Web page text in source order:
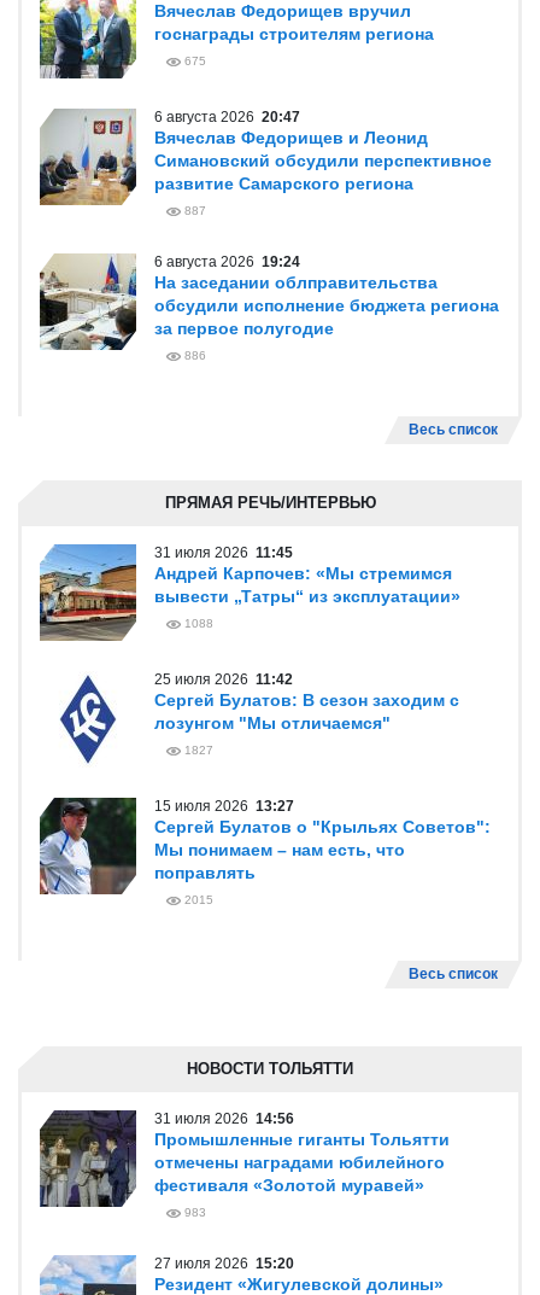
Вячеслав Федорищев вручил
госнаграды строителям региона
675
6 августа 2026 20:47
Вячеслав Федорищев и Леонид
Симановский обсудили перспективное
развитие Самарского региона
887
6 августа 2026 19:24
На заседании облправительства
обсудили исполнение бюджета региона
за первое полугодие
886
Весь список
ПРЯМАЯ РЕЧЬ/ИНТЕРВЬЮ
31 июля 2026 11:45
Андрей Карпочев: «Мы стремимся
вывести „Татры“ из эксплуатации»
1088
25 июля 2026 11:42
Сергей Булатов: В сезон заходим с
лозунгом "Мы отличаемся"
1827
15 июля 2026 13:27
Сергей Булатов о "Крыльях Советов":
Мы понимаем – нам есть, что
поправлять
2015
Весь список
НОВОСТИ ТОЛЬЯТТИ
31 июля 2026 14:56
Промышленные гиганты Тольятти
отмечены наградами юбилейного
фестиваля «Золотой муравей»
983
27 июля 2026 15:20
Резидент «Жигулевской долины»